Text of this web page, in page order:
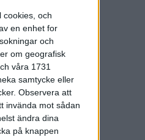
cookies, och
en enhet for
och
om geografisk
våra 1731
samtycke eller
Observera att
invända mot sådan
ändra dina
på knappen